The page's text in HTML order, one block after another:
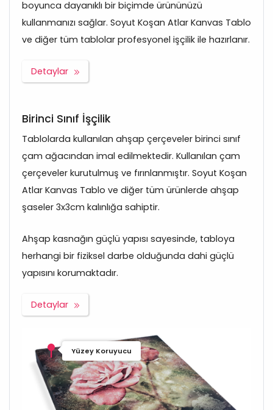
boyunca dayanıklı bir biçimde ürününüzü
kullanmanızı sağlar. Soyut Koşan Atlar Kanvas Tablo
ve diğer tüm tablolar profesyonel işçilik ile hazırlanır.
Detaylar
Birinci Sınıf İşçilik
Tablolarda kullanılan ahşap çerçeveler birinci sınıf
çam ağacından imal edilmektedir. Kullanılan çam
çerçeveler kurutulmuş ve fırınlanmıştır. Soyut Koşan
Atlar Kanvas Tablo ve diğer tüm ürünlerde ahşap
şaseler 3x3cm kalınlığa sahiptir.
Ahşap kasnağın güçlü yapısı sayesinde, tabloya
herhangi bir fiziksel darbe olduğunda dahi güçlü
yapısını korumaktadır.
Detaylar
Yüzey Koruyucu